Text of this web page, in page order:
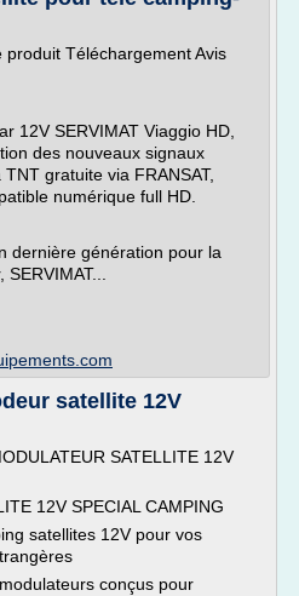
Téléchargement Avis
12V SERVIMAT Viaggio HD,
des nouveaux signaux
gratuite via FRANSAT,
numérique full HD.
dernière génération pour la
satellite 12V
SATELLITE 12V
12V SPECIAL CAMPING
satellites 12V pour vos
conçus pour